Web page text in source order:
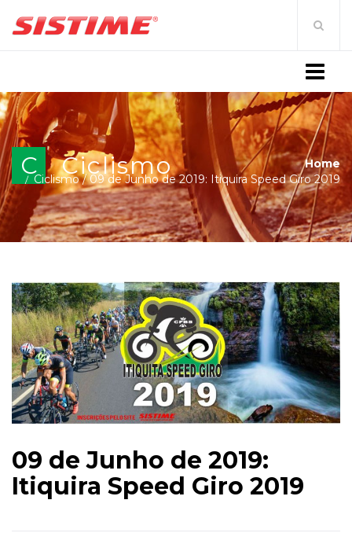
C Ciclismo
Home
Ciclismo /09 de Junho de 2019: Itiquira Speed Giro 2019
09 de Junho de 2019:
Itiquira Speed Giro 2019